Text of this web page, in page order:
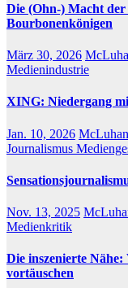
Die (Ohn-) Macht
Bourbonenkönigen
März 30, 2026
Medienindustrie
XING: Niedergang
Jan. 10, 2026 McLuhan
Journalismus
Nov. 13, 2025
Medienkritik
Die inszenierte
vortäuschen